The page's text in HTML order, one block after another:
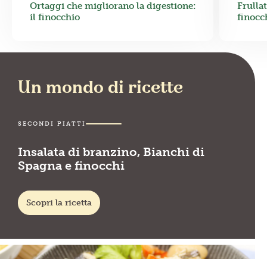
Ortaggi che migliorano la digestione:
il finocchio
Un mondo di ricette
SECONDI PIATTI
Insalata di branzino, Bianchi di
Spagna e finocchi
Scopri la ricetta